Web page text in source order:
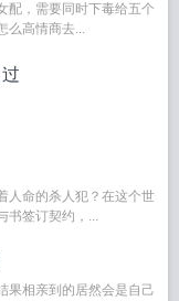
配，需要同时下毒给五个
么高情商去...
人命的杀人犯？在这个世
书签订契约，...
果相亲到的居然会是自己